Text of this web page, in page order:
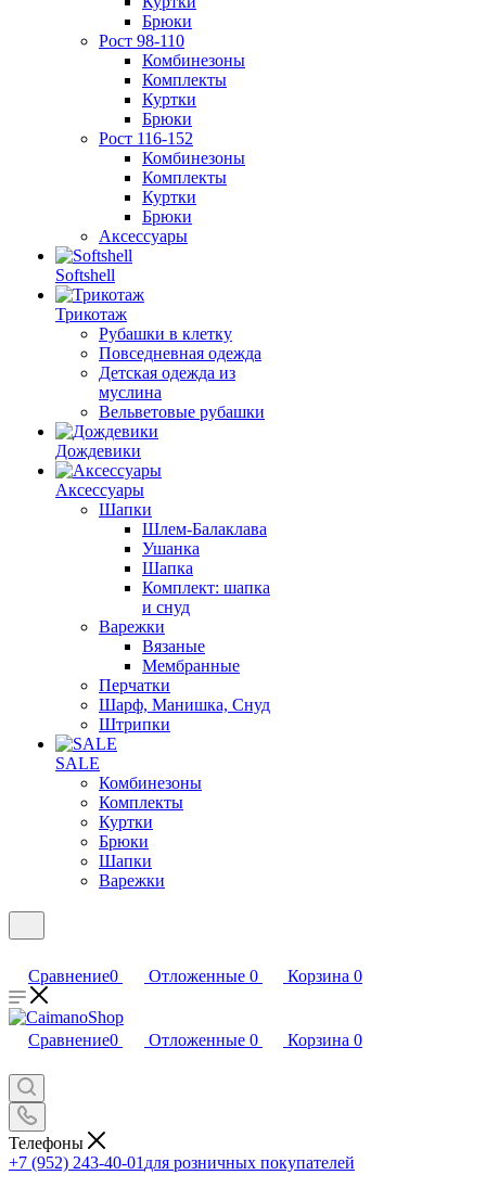
Брюки
Рост 98-110
Комбинезоны
Комплекты
Куртки
Брюки
Рост 116-152
Комбинезоны
Комплекты
Куртки
Брюки
Аксессуары
Softshell
Трикотаж
Рубашки в клетку
Повседневная одежда
Детская одежда из
муслина
Вельветовые рубашки
Дождевики
Аксессуары
Шапки
Шлем-Балаклава
Ушанка
Шапка
Комплект: шапка
и снуд
Варежки
Вязаные
Мембранные
Перчатки
Шарф, Манишка, Снуд
Штрипки
SALE
Комбинезоны
Комплекты
Куртки
Брюки
Шапки
Варежки
Сравнение0 Отложенные 0 Корзина 0
Сравнение0 Отложенные 0 Корзина 0
Телефоны
+7 (952) 243-40-01 для розничных покупателей